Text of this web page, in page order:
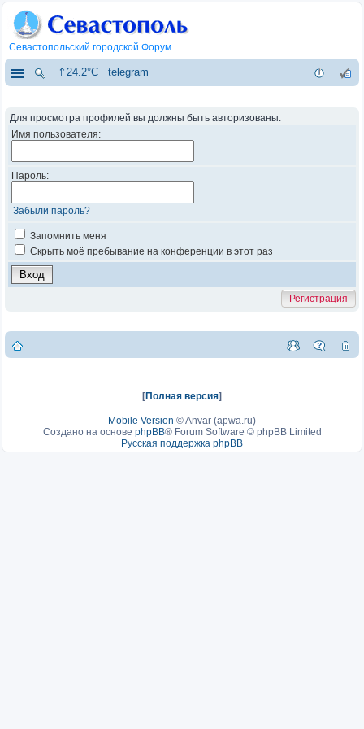
Севастопольский городской Форум
⇑24.2°C telegram
Для просмотра профилей вы должны быть авторизованы.
Имя пользователя:
Пароль:
Забыли пароль?
Запомнить меня
Скрыть моё пребывание на конференции в этот раз
Регистрация
[Полная версия]
Mobile Version ©Anvar (apwa.ru)
Создано на основе phpBB® Forum Software © phpBB Limited
Русская поддержка phpBB